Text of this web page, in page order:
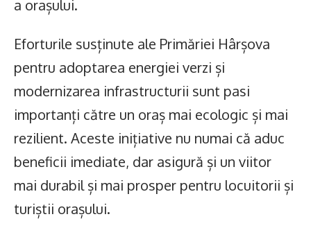
a orașului.
Eforturile susținute ale Primăriei Hârșova
pentru adoptarea energiei verzi și
modernizarea infrastructurii sunt pasi
importanți către un oraș mai ecologic și mai
rezilient. Aceste inițiative nu numai că aduc
beneficii imediate, dar asigură și un viitor
mai durabil și mai prosper pentru locuitorii și
turiștii orașului.